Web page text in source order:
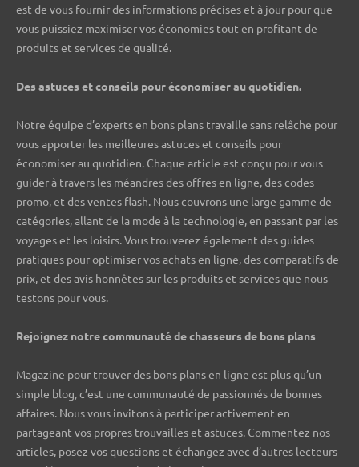
est de vous fournir des informations précises et à jour pour que
vous puissiez maximiser vos économies tout en profitant de
produits et services de qualité.
Des astuces et conseils pour économiser au quotidien.
Notre équipe d’experts en bons plans travaille sans relâche pour
vous apporter les meilleures astuces et conseils pour
économiser au quotidien. Chaque article est conçu pour vous
guider à travers les méandres des offres en ligne, des codes
promo, et des ventes flash. Nous couvrons une large gamme de
catégories, allant de la mode à la technologie, en passant par les
voyages et les loisirs. Vous trouverez également des guides
pratiques pour optimiser vos achats en ligne, des comparatifs de
prix, et des avis honnêtes sur les produits et services que nous
testons pour vous.
Rejoignez notre communauté de chasseurs de bons plans ️
Magazine pour trouver des bons plans en ligne est plus qu’un
simple blog, c’est une communauté de passionnés de bonnes
affaires. Nous vous invitons à participer activement en
partageant vos propres trouvailles et astuces. Commentez nos
articles, posez vos questions et échangez avec d’autres lecteurs